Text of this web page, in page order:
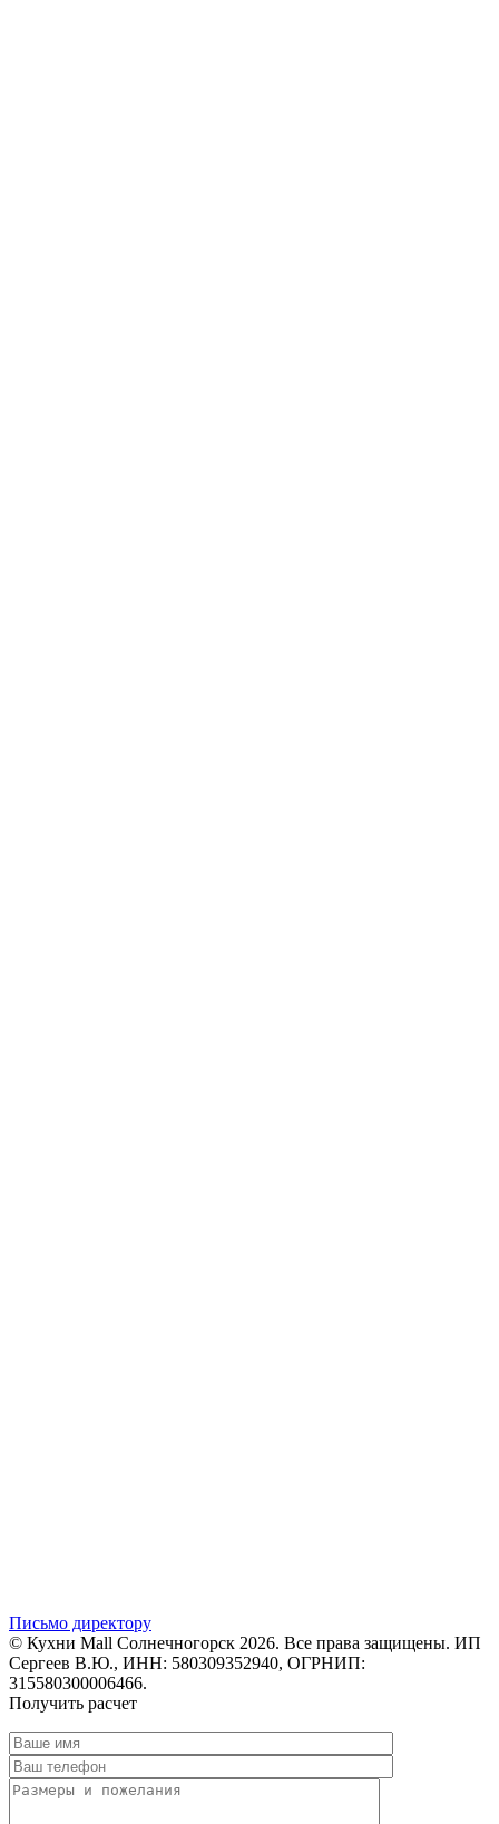
Письмо директору
© Кухни Mall Солнечногорск 2026. Все права защищены. ИП
Сергеев В.Ю., ИНН: 580309352940, ОГРНИП:
315580300006466.
Получить расчет